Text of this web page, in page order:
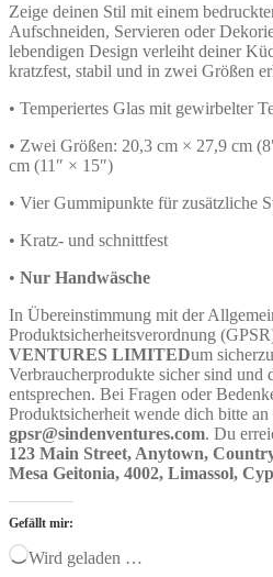
Zeige deinen Stil mit einem
Aufschneiden, Servieren oder
lebendigen Design verleiht deiner
kratzfest, stabil und in zwei Größen
• Temperiertes Glas mit gewirbelter
• Zwei Größen: 20,3 cm × 27,9 cm
cm (11″ × 15″)
• Vier Gummipunkte für zusätzliche
• Kratz- und schnittfest
• Nur Handwäsche
In Übereinstimmung mit der
Produktsicherheitsverordnung
VENTURES LIMITEDum
Verbraucherprodukte sicher sind und
entsprechen. Bei Fragen oder
Produktsicherheit wende dich bitte
gpsr@sindenventures.com. Du
123 Main Street, Anytown,
Mesa Geitonia, 4002, Limassol,
Gefällt mir:
Wird geladen …